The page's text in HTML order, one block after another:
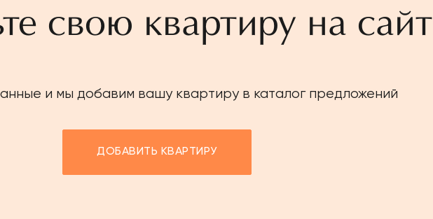
свою квартиру на сайт
и мы добавим вашу квартиру в каталог предложений
ДОБАВИТЬ КВАРТИРУ